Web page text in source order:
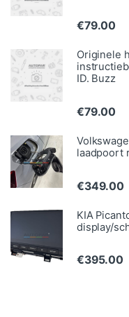
€79.00
Originele
ID. Buzz
€79.00
laadpoort
€349.00
KIA
display/
€395.00